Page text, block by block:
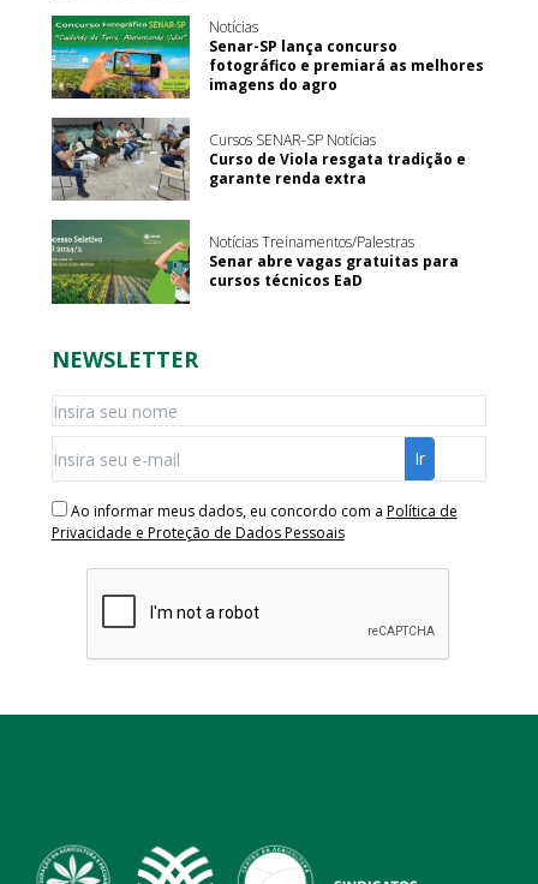
Notícias
Senar-SP lança concurso
fotográfico e premiará as melhores
imagens do agro
Cursos SENAR-SP Notícias
Curso de Viola resgata tradição e
garante renda extra
Notícias Treinamentos/Palestras
Senar abre vagas gratuitas para
cursos técnicos EaD
NEWSLETTER
Ao informar meus dados, eu concordo com a Política de
Privacidade e Proteção de Dados Pessoais